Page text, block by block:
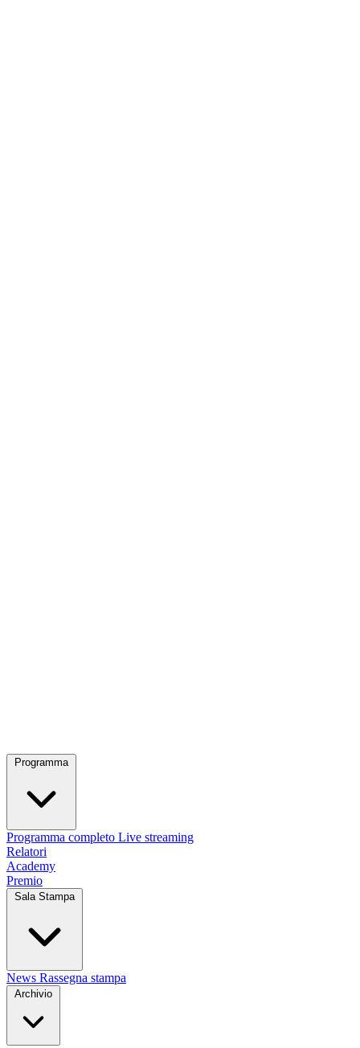
Programma
Programma completo Live streaming
Relatori
Academy
Premio
Sala Stampa
News Rassegna stampa
Archivio